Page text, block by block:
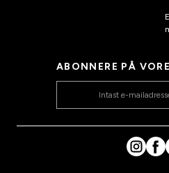
ABONNERE PÅ